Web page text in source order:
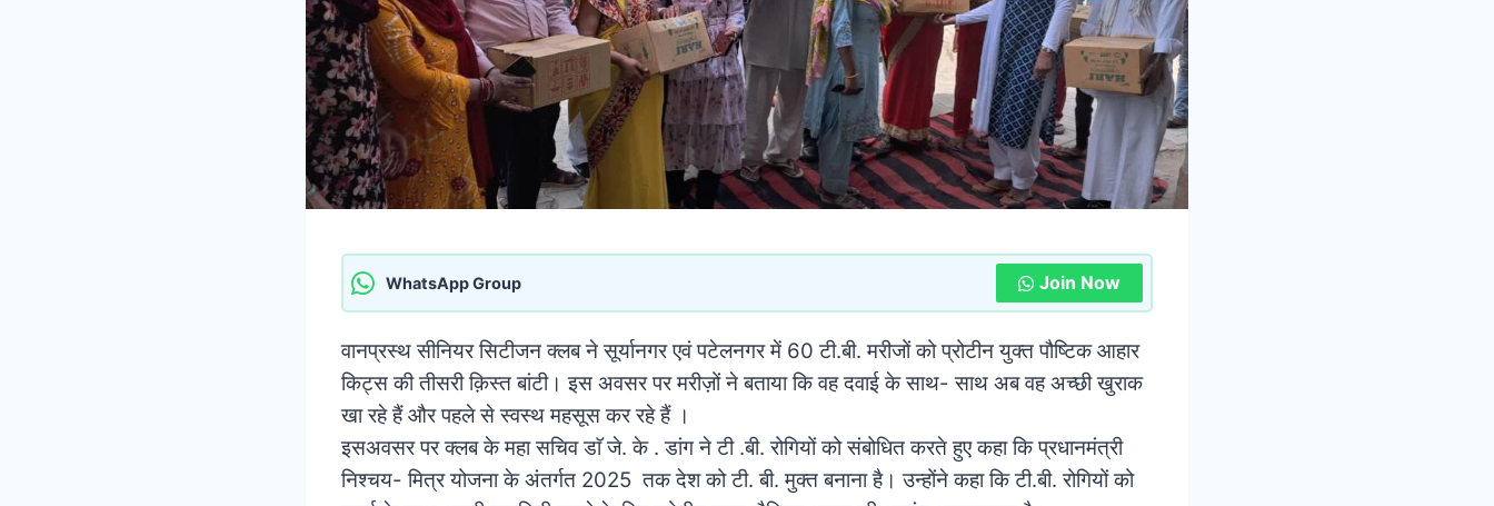
WhatsApp Group Join Now
वानप्रस्थ सीनियर सिटीजन क्लब ने सूर्यानगर एवं पटेलनगर में 60 टी.बी. मरीजों को प्रोटीन युक्त पौष्टिक आहार
किट्स की तीसरी क़िस्त बांटी।इस अवसर पर मरीज़ों ने बताया कि वह दवाई के साथ- साथ अब वह अच्छी खुराक
खा रहे हैं और पहले से स्वस्थ महसूस कर रहे हैं ।
इसअवसर पर क्लब के महा सचिव डाॅ जे. के . डांग ने टी .बी. रोगियों को संबोधित करते हुए कहा कि प्रधानमंत्री
निश्चय- मित्र योजना के अंतर्गत 2025 तक देश को टी. बी. मुक्त बनाना है। उन्होंने कहा कि टी.बी. रोगियों को